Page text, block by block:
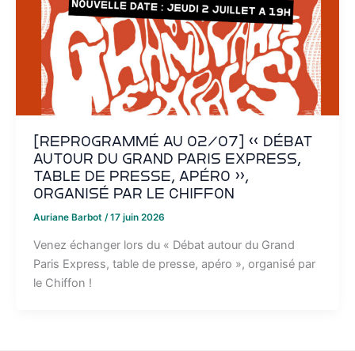
[REPROGRAMMÉ AU 02/07] « Débat
autour du Grand Paris Express,
table de presse, apéro »,
organisé par le Chiffon
Auriane Barbot /17 juin 2026
Venez échanger lors du « Débat autour du Grand
Paris Express, table de presse, apéro », organisé par
le Chiffon !